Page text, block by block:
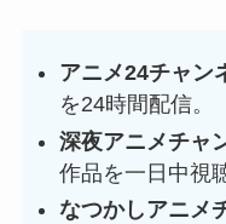
アニメ24チャン
を24時間配信。
深夜アニメチャ
作品を一日中視
なつかしアニメ